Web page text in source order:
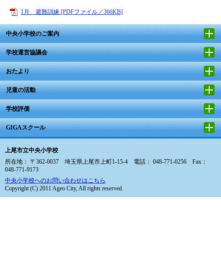
1月 避難訓練 [PDFファイル／366KB]
中央小学校のご案内
学校運営協議会
おたより
児童の活動
学校評価
GIGAスクール
上尾市立中央小学校
所在地： 〒362-0037 埼玉県上尾市上町1-15-4 電話： 048-771-0256 Fax：
048-771-9173
中央小学校へのお問い合わせはこちら
Copyright (C) 2011 Ageo City, All rights reserved.